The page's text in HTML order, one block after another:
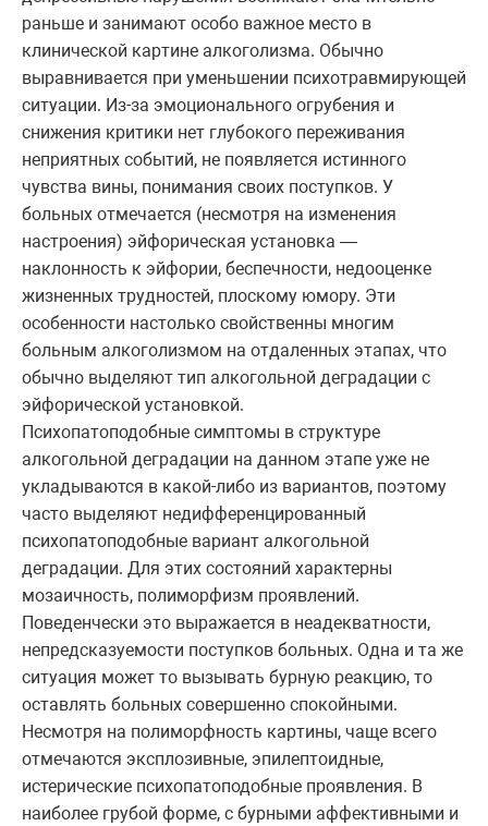
раньше и занимают особо важное место в
клинической картине алкоголизма. Обычно
выравнивается при уменьшении психотравмирующей
ситуации. Из-за эмоционального огрубения и
снижения критики нет глубокого переживания
неприятных событий, не появляется истинного
чувства вины, понимания своих поступков. У
больных отмечается (несмотря на изменения
настроения) эйфорическая установка —
наклонность к эйфории, беспечности, недооценке
жизненных трудностей, плоскому юмору. Эти
особенности настолько свойственны многим
больным алкоголизмом на отдаленных этапах, что
обычно выделяют тип алкогольной деградации с
эйфорической установкой.
Психопатоподобные симптомы в структуре
алкогольной деградации на данном этапе уже не
укладываются в какой-либо из вариантов, поэтому
часто выделяют недифференцированный
психопатоподобные вариант алкогольной
деградации. Для этих состояний характерны
мозаичность, полиморфизм проявлений.
Поведенчески это выражается в неадекватности,
непредсказуемости поступков больных. Одна и та же
ситуация может то вызывать бурную реакцию, то
оставлять больных совершенно спокойными.
Несмотря на полиморфность картины, чаще всего
отмечаются эксплозивные, эпилептоидные,
истерические психопатоподобные проявления. В
наиболее грубой форме, с бурными аффективными и